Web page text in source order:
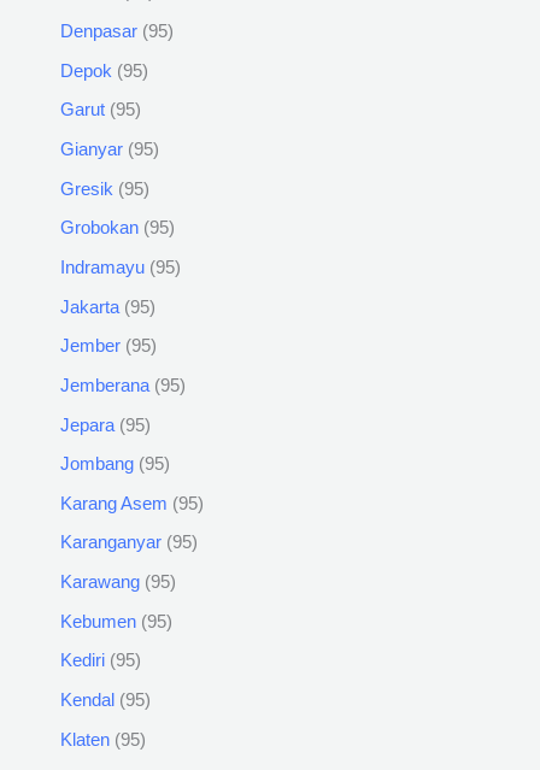
Denpasar 95
Depok 95
Garut 95
Gianyar 95
Gresik 95
Grobokan 95
Indramayu 95
Jakarta 95
Jember 95
Jemberana 95
Jepara 95
Jombang 95
Karang Asem 95
Karanganyar 95
Karawang 95
Kebumen 95
Kediri 95
Kendal 95
Klaten 95